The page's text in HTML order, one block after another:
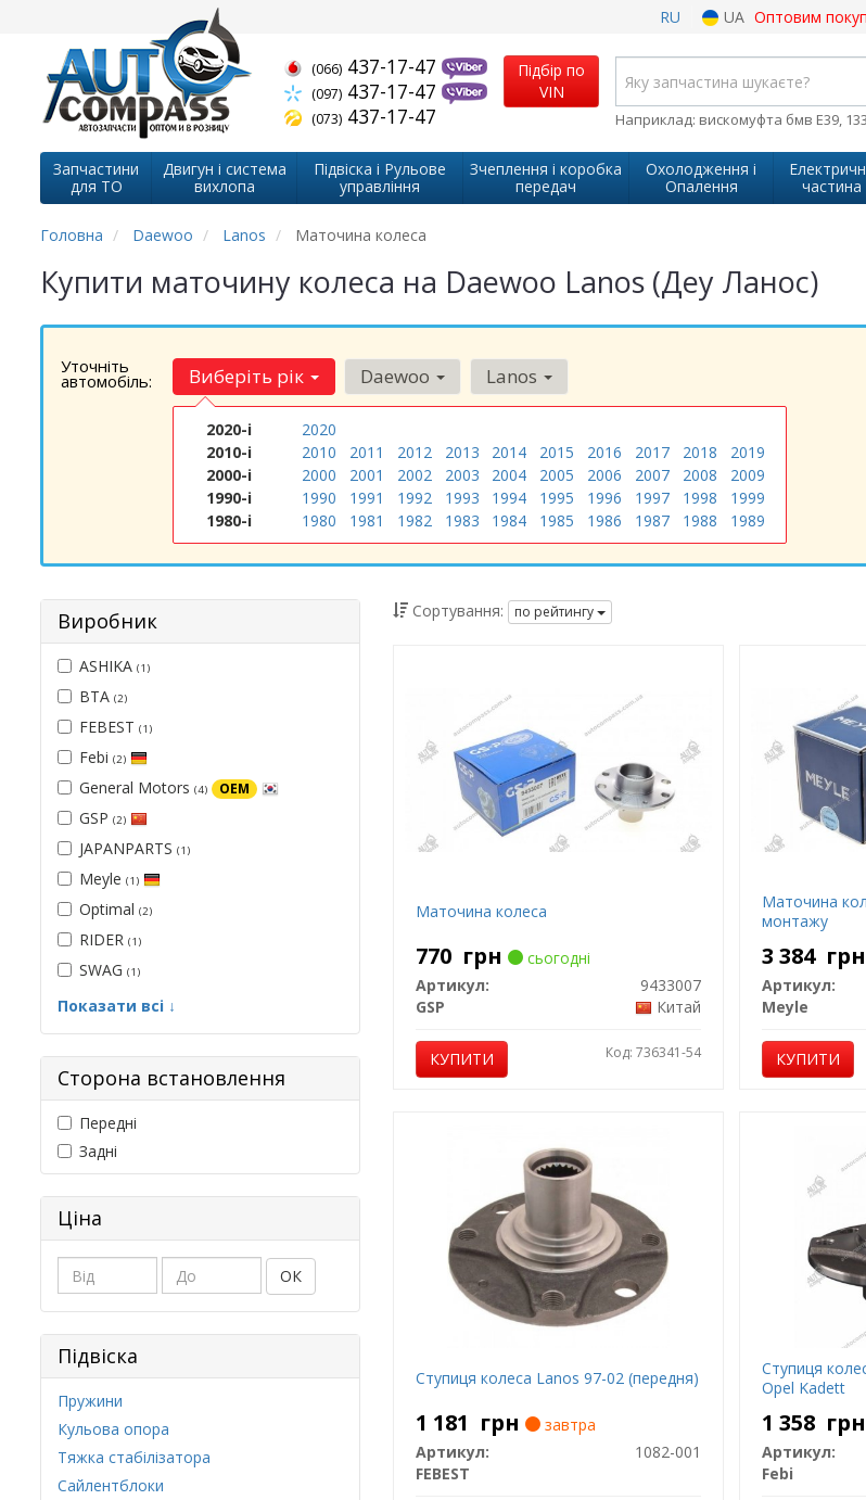
RU UA Оптовим
(066) 437-17-47
(097) 437-17-47
(073) 437-17-47
Підбір по
VIN
Наприклад: вискомуфта бмв Е39,
Запчастини
для ТО
Двигун і система
вихлопа
Підвіска і Рульове
управління
Зчеплення і коробка
передач
Охолодження і
Опалення
частина
Головна Daewoo Lanos Маточина колеса
Купити маточину колеса на Daewoo Lanos (Деу Ланос)
Уточніть
автомобіль: Виберіть рік
2020-і
2020
2010-і
2010 2011 2012 2013 2014 2015 2016 2017 2018
2019
2000-і
2000 2001 2002 2003 2004 2005 2006 2007 2008
2009
1990-і
1990 1991 1992 1993 1994 1995 1996 1997 1998
1999
1980-і
1980 1981 1982 1983 1984 1985 1986 1987 1988 1989
Daewoo Lanos
Виробник
ASHIKA (1)
BTA (2)
FEBEST (1)
Febi (2)
General Motors (4) OEM
GSP (2)
JAPANPARTS (1)
Meyle (1)
Optimal (2)
RIDER (1)
SWAG (1)
Показати всі ↓
Сторона встановлення
Передні
Задні
Ціна
ОК
Підвіска
Пружини
Кульова опора
Тяжка стабілізатора
Сайлентблоки
Сортування: по рейтингу
Маточина колеса
770 грн
сьогодні
Артикул:
9433007
GSP
Китай
КУПИТИ Код: 736341-54
Маточина
монтажу
3 384 грн
Артикул:
Meyle
КУПИТИ
Ступиця колеса Lanos 97-02 (передня)
1 181 грн
завтра
Артикул:
1082-001
FEBEST
Ступиця
Opel Kadett
1 358 грн
Артикул:
Febi